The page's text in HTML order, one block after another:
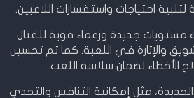
احتياجات واستفسارات اللاعبين.
جديدة وزعماء قوية للقتال
والإثارة في اللعبة. كما تم تحسين
الأخطاء لضمان سلاسة اللعب.
الجديدة، مثل إمكانية التنافس والتحدي